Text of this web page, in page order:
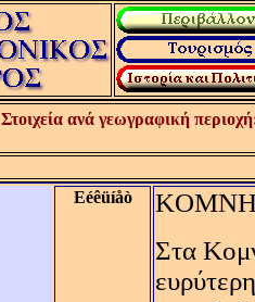
Στοιχεία ανά γεωγραφική
Eéêüíåò
Στα